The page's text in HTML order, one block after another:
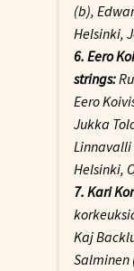
(b),
Helsinki,
6. Eero
strings:
Eero
Jukka
Linnavalli
Helsinki,
7. Kari
Kaj
Salminen